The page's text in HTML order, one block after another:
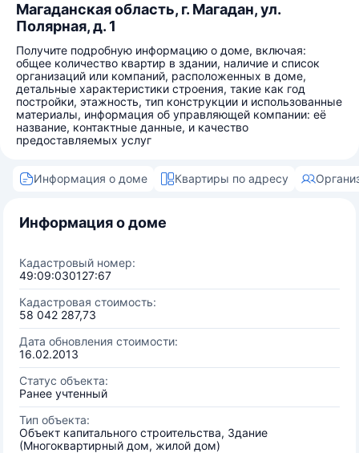
Магаданская область, г. Магадан, ул.
Полярная, д. 1
Получите подробную информацию о доме, включая:
общее количество квартир в здании, наличие и список
организаций или компаний, расположенных в доме,
детальные характеристики строения, такие как год
постройки, этажность, тип конструкции и использованные
материалы, информация об управляющей компании: её
название, контактные данные, и качество
предоставляемых услуг
Информация о доме Квартиры по адресу
Информация о доме
Кадастровый номер:
49:09:030127:67
Кадастровая стоимость:
58 042 287,73
Дата обновления стоимости:
16.02.2013
Статус объекта:
Ранее учтенный
Тип объекта:
Объект капитального строительства, Здание
(Многоквартирный дом, жилой дом)